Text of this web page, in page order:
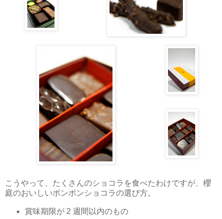
こうやって、たくさんのショコラを食べたわけですが、櫻
庭のおいしいボンボンショコラの選び方。
賞味期限が 2 週間以内のもの